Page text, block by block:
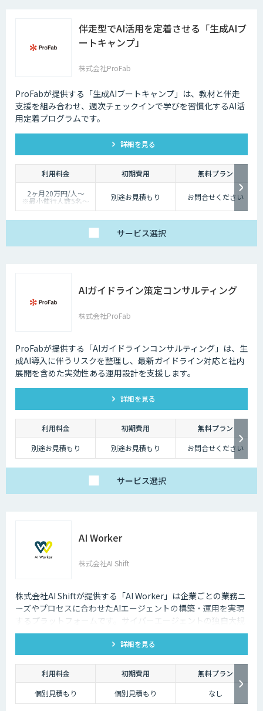
伴走型でAI活用を定着させる「生成AIブ
ートキャンプ」
株式会社ProFab
ProFabが提供する「生成AIブートキャンプ」は、教材と伴走
支援を組み合わせ、週次チェックインで学びを習慣化するAI活
用定着プログラムです。
詳細を見る
利用料金 初期費用
無料プラン
2ヶ月20万円/人〜
※最小催行人数5名〜
※対象ツールやカスタ
別途お見積もり お問合せください
サービス選択
AIガイドライン策定コンサルティング
株式会社ProFab
ProFabが提供する「AIガイドラインコンサルティング」は、生
成AI導入に伴うリスクを整理し、最新ガイドライン対応と社内
展開を含めた実効性ある運用設計を支援します。
詳細を見る
利用料金 初期費用
無料プラン
別途お見積もり
別途お見積もり お問合せください
サービス選択
AI Worker
株式会社AI Shift
株式会社AI Shiftが提供する「AI Worker」は企業ごとの業務ニ
ーズやプロセスに合わせたAIエージェントの構築・運用を実現
するプラットフォームです。サイバーエージェントの独自大規
模言語モデルの開発知見と、当社の生成AI導入支援の経験を活
かし開発しました。 当社では、AIエージェントの活用戦略か
ら、導入後の運用や定着まで一気通貫でご支援いたしますの
で、お気軽にご相談ください。
詳細を見る
利用料金 初期費用
無料プラン
個別見積もり
個別見積もり なし